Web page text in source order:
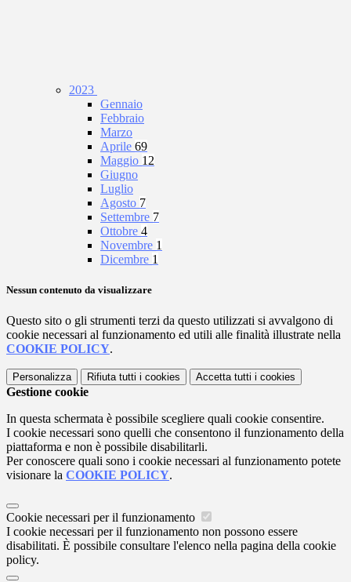
2023
Gennaio
Febbraio
Marzo
Aprile 69
Maggio 12
Giugno
Luglio
Agosto 7
Settembre 7
Ottobre 4
Novembre 1
Dicembre 1
Nessun contenuto da visualizzare
Questo sito o gli strumenti terzi da questo utilizzati si avvalgono di
cookie necessari al funzionamento ed utili alle finalità illustrate nella
COOKIE POLICY.
Personalizza Rifiuta tutti i cookies Accetta tutti i cookies
Gestione cookie
In questa schermata è possibile scegliere quali cookie consentire.
I cookie necessari sono quelli che consentono il funzionamento della
piattaforma e non è possibile disabilitarli.
Per conoscere quali sono i cookie necessari al funzionamento potete
visionare la COOKIE POLICY.
Cookie necessari per il funzionamento
I cookie necessari per il funzionamento non possono essere
disabilitati. È possibile consultare l'elenco nella pagina della cookie
policy.